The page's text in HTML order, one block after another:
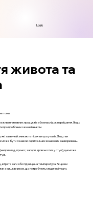
Login
живота та
певних продуктів або внаслідок переїдання. Якщо
про проблеми з кишківником.
зазвичай зникають після випуску газів. Якщо ви
може бути ознакою серйозніших кишкових захворювань.
(наприклад, пронос, запори, кров чи слиз у стулі), це може
втрата ваги або підвищена температура. Якщо ви
з кишківником, що потребують медичної уваги.